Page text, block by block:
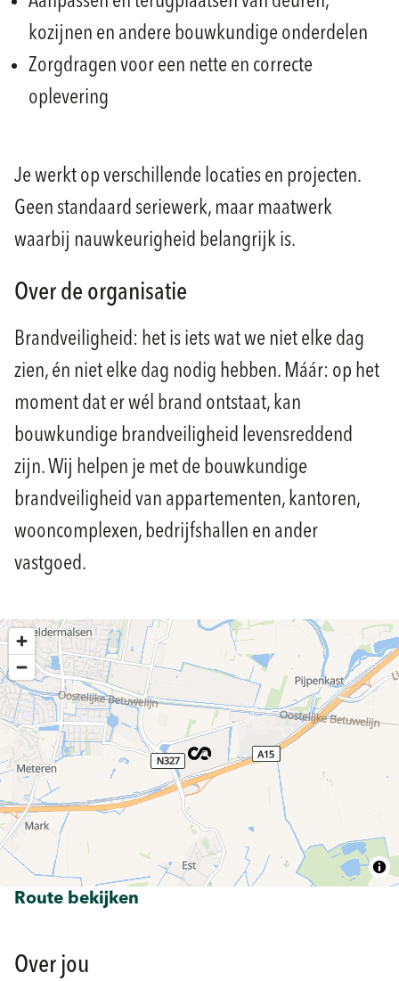
kozijnen en andere bouwkundige onderdelen
Zorgdragen voor een nette en correcte
oplevering
Je werkt op verschillende locaties en projecten.
Geen standaard seriewerk, maar maatwerk
waarbij nauwkeurigheid belangrijk is.
Over de organisatie
Brandveiligheid: het is iets wat we niet elke dag
zien, én niet elke dag nodig hebben. Máár: op het
moment dat er wél brand ontstaat, kan
bouwkundige brandveiligheid levensreddend
zijn. Wij helpen je met de bouwkundige
brandveiligheid van appartementen, kantoren,
wooncomplexen, bedrijfshallen en ander
vastgoed.
Route bekijken
Over jou